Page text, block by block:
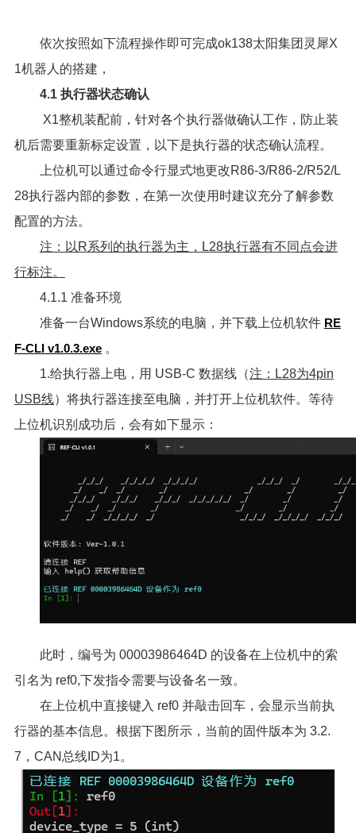
依次按照如下流程操作即可完成ok138太阳集团灵犀X
1机器人的搭建，
4.1 执行器状态确认
X1整机装配前，针对各个执行器做确认工作，防止装
机后需要重新标定设置，以下是执行器的状态确认流程。
上位机可以通过命令行显式地更改R86-3/R86-2/R52/L
28执行器内部的参数，在第一次使用时建议充分了解参数
配置的方法。
注：以R系列的执行器为主，L28执行器有不同点会进
行标注。
4.1.1 准备环境
准备一台Windows系统的电脑，并下载上位机软件 RE
F-CLI v1.0.3.exe。
1.给执行器上电，用 USB-C 数据线（注：L28为4pin
USB线）将执行器连接至电脑，并打开上位机软件。等待
上位机识别成功后，会有如下显示：
此时，编号为 00003986464D 的设备在上位机中的索
引名为 ref0,下发指令需要与设备名一致。
在上位机中直接键入 ref0 并敲击回车，会显示当前执
行器的基本信息。根据下图所示，当前的固件版本为 3.2.
7，CAN总线ID为1。